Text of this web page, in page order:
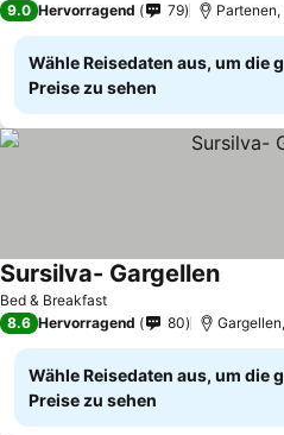
9.0 Hervorragend 79
Wähle Reisedaten aus, um die
Preise zu sehen
Bed & Breakfast
Sursilva- Gargellen
8.6 Hervorragend 80
Wähle Reisedaten aus, um die
Preise zu sehen